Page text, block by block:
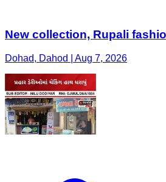
New collection, Rupali
Dohad, Dahod | Aug 7, 2026